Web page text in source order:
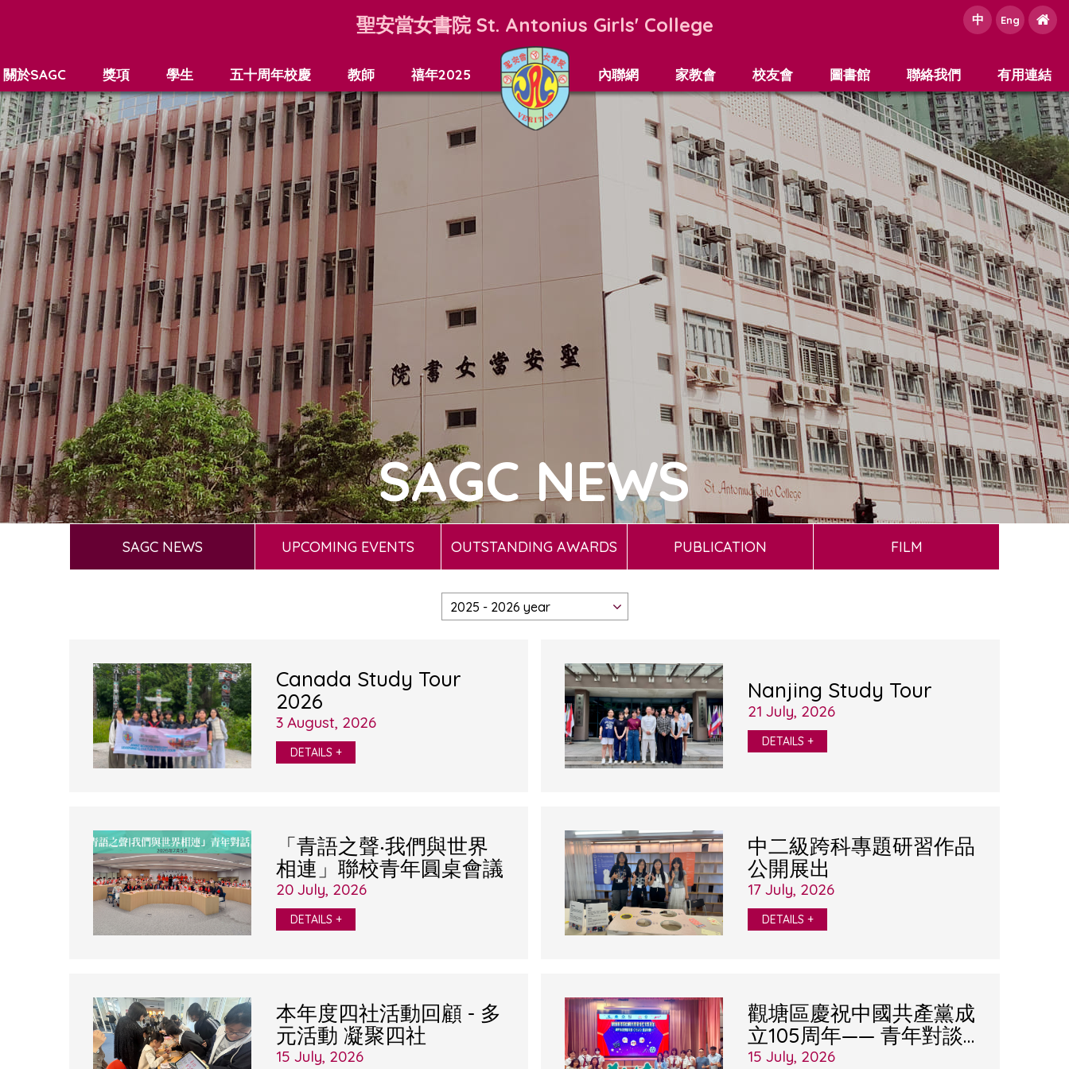
聖安當女書院 St. Antonius Girls' College 中 Eng
關於SAGC 獎項 學生 五十周年校慶 教師 禧年2025 內聯網 家教會 校友會 圖書館 聯絡我們 有用連結
SAGC NEWS
SAGC NEWS UPCOMING EVENTS OUTSTANDING AWARDS PUBLICATION FILM
Canada Study Tour
2026
3 August, 2026
DETAILS +
Nanjing Study Tour
21 July, 2026
DETAILS +
「青語之聲‧我們與世界
相連」聯校青年圓桌會議
20 July, 2026
DETAILS +
中二級跨科專題研習作品
公開展出
17 July, 2026
DETAILS +
本年度四社活動回顧 - 多
元活動 凝聚四社
15 July, 2026
觀塘區慶祝中國共產黨成
立105周年—— 青年對談
愛國電影《1921》暨放映
15 July, 2026